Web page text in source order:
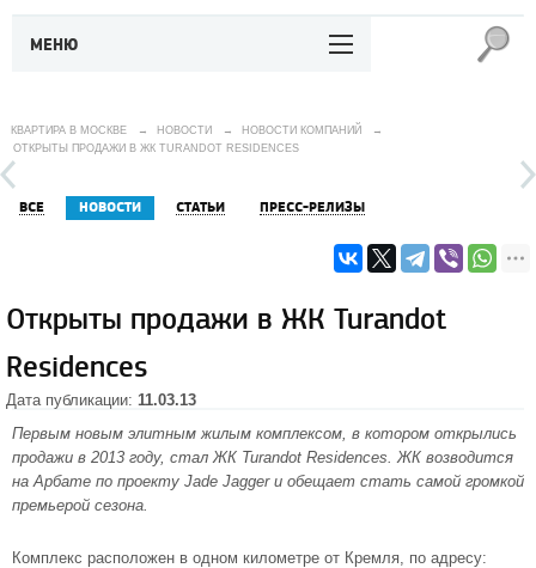
МЕНЮ
КВАРТИРА В МОСКВЕ → НОВОСТИ → НОВОСТИ КОМПАНИЙ
→
ОТКРЫТЫ ПРОДАЖИ В ЖК TURANDOT RESIDENCES
ВСЕ НОВОСТИ СТАТЬИ ПРЕСС-РЕЛИЗЫ
Открыты продажи в ЖК Turandot
Residences
Дата публикации: 11.03.13
Первым новым элитным жилым комплексом, в котором открылись
продажи в 2013 году, стал ЖК Turandot Residences. ЖК возводится
наАрбате по проекту Jade Jagger и обещает стать самой громкой
премьерой сезона.
Комплекс расположен в одном километре от Кремля, по адресу: